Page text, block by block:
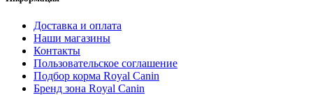
Доставка и оплата
Наши магазины
Контакты
Пользовательское соглашение
Подбор корма Royal Canin
Бренд зона Royal Canin